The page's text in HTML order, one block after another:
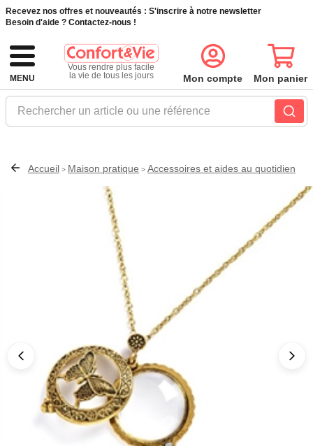
Recevez nos offres et nouveautés : S'inscrire à notre newsletter
Besoin d'aide ? Contactez-nous !
MENU
Vous rendre plus facile
la vie de tous les jours
Rechercher un article ou une référence
Mon compte Mon panier
Accueil > Maison pratique > Accessoires et aides au quotidien